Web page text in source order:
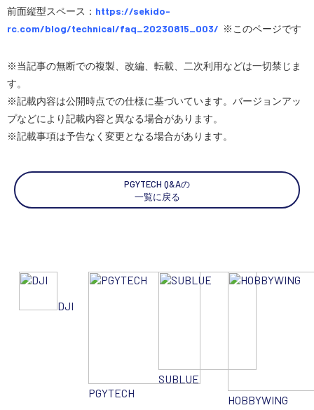
前面縦型スペース： https://sekido-
rc.com/blog/technical/faq_20230815_003/ ※このページです
※当記事の無断での複製、改編、転載、二次利用などは一切禁じま
す。
※記載内容は公開時点での仕様に基づいています。バージョンアッ
プなどにより記載内容と異なる場合があります。
※記載事項は予告なく変更となる場合があります。
PGYTECH Q&Aの
一覧に戻る
DJI
PGYTECH
SUBLUE
HOBBYWING